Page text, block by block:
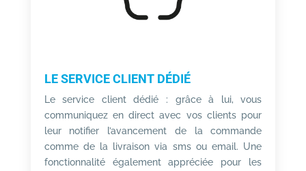
LE SERVICE CLIENT DÉDIÉ
Le service client dédié : grâce à lui, vous
communiquez en direct avec vos clients pour
leur notifier l’avancement de la commande
comme de la livraison via sms ou email. Une
fonctionnalité également appréciée pour les